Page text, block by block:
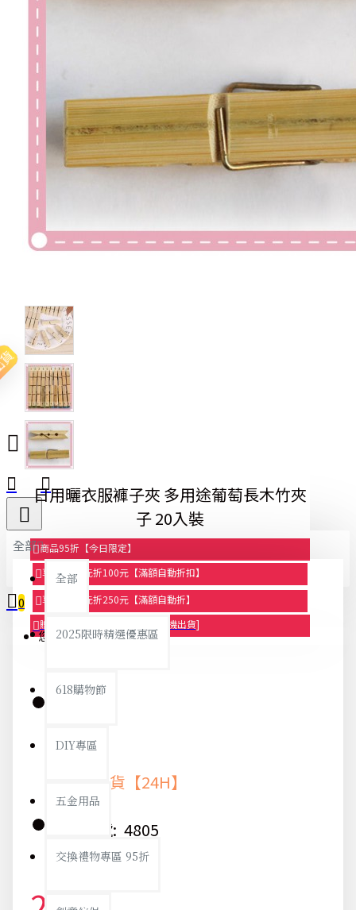
全部
全部
2025限時精選優惠區
618購物節
DIY專區
五金用品
交換禮物專區 95折
0
您的購物車內沒有商品！
日用曬衣服褲子夾 多用途葡萄長木竹夾
子 20入裝
商品95折【今日限定】
享滿1000元折100元【滿額自動折扣】
享滿2000元折250元【滿額自動折】
贈品-滿899送色鉛筆文具組[隨機出貨]
庫存:
快速出貨【24H】
貨號: 4805